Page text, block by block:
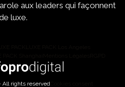
aux leaders qui façonnent
luxe.
All rights reserved